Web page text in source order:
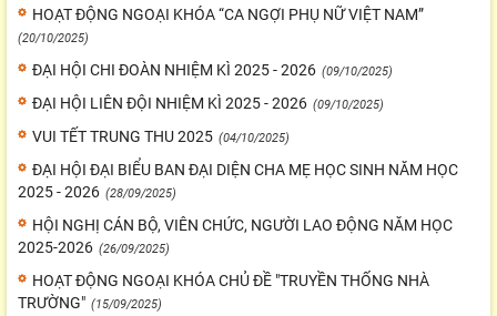
HOẠT ĐỘNG NGOẠI KHÓA “CA NGỢI PHỤ NỮ VIỆT NAM”
(20/10/2025)
ĐẠI HỘI CHI ĐOÀN NHIỆM KÌ 2025 - 2026 (09/10/2025)
ĐẠI HỘI LIÊN ĐỘI NHIỆM KÌ 2025 - 2026 (09/10/2025)
VUI TẾT TRUNG THU 2025 (04/10/2025)
ĐẠI HỘI ĐẠI BIỂU BAN ĐẠI DIỆN CHA MẸ HỌC SINH NĂM HỌC
2025 - 2026 (28/09/2025)
HỘI NGHỊ CÁN BỘ, VIÊN CHỨC, NGƯỜI LAO ĐỘNG NĂM HỌC
2025-2026 (26/09/2025)
HOẠT ĐỘNG NGOẠI KHÓA CHỦ ĐỀ "TRUYỀN THỐNG NHÀ
TRƯỜNG" (15/09/2025)